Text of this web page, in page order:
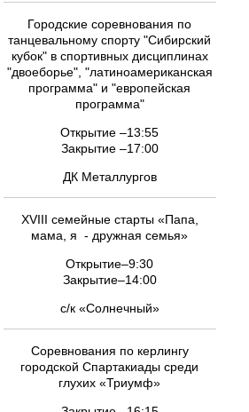
Городские соревнования по
танцевальному спорту "Сибирский
кубок" в спортивных дисциплинах
"двоеборье", "латиноамериканская
программа" и "европейская
программа"
Открытие –13:55
Закрытие –17:00
ДК Металлургов
XVIII семейные старты «Папа,
мама, я - дружная семья»
Открытие–9:30
Закрытие–14:00
с/к «Солнечный»
Соревнования по керлингу
городской Спартакиады среди
глухих «Триумф»